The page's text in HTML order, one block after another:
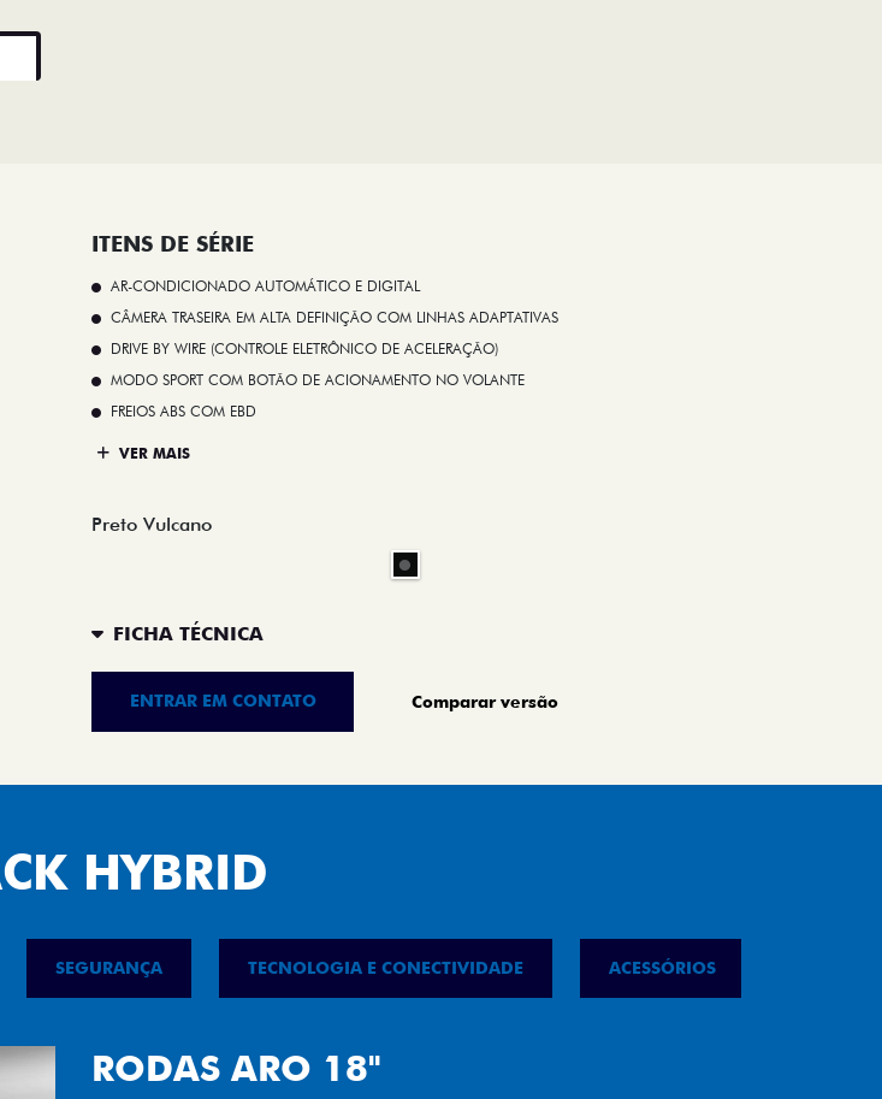
ITENS DE SÉRIE
AR-CONDICIONADO AUTOMÁTICO E DIGITAL
CÂMERA TRASEIRA EM ALTA DEFINIÇÃO COM LINHAS ADAPTATIVAS
DRIVE BY WIRE (CONTROLE ELETRÔNICO DE ACELERAÇÃO)
MODO SPORT COM BOTÃO DE ACIONAMENTO NO VOLANTE
FREIOS ABS COM EBD
VER MAIS
Preto Vulcano
FICHA TÉCNICA
ENTRAR EM CONTATO Comparar versão
HYBRID
SEGURANÇA TECNOLOGIA E CONECTIVIDADE ACESSÓRIOS
FAROL FULL LED